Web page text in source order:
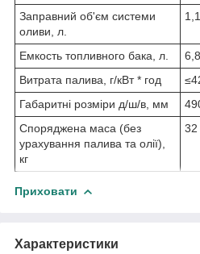
Заправний об'єм системи
оливи, л.
1,1
Емкость топливного бака, л.
6,8
Витрата палива, г/кВт * год
Габаритні розміри д/ш/в, мм
Споряджена маса (без
урахування палива та олії),
кг
32
Приховати
Характеристики